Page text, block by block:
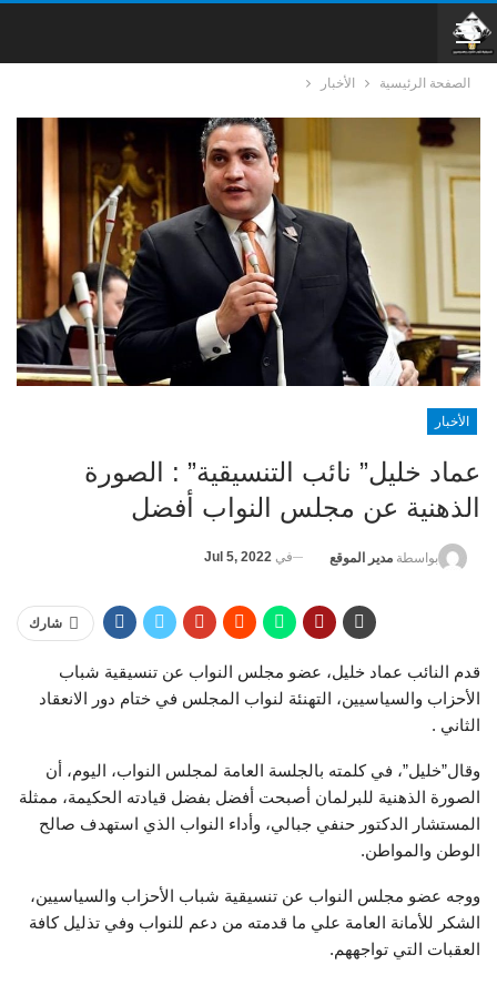
الصفحة الرئيسية الأخبار
الأخبار
عماد خليل” نائب التنسيقية” : الصورة
الذهنية عن مجلس النواب أفضل
بواسطة مدير الموقع في Jul 5, 2022
شارك
قدم النائب عماد خليل، عضو مجلس النواب عن تنسيقية شباب
الأحزاب والسياسيين، التهنئة لنواب المجلس في ختام دور الانعقاد
الثاني .
وقال”خليل”، في كلمته بالجلسة العامة لمجلس النواب، اليوم، أن
الصورة الذهنية للبرلمان أصبحت أفضل بفضل قيادته الحكيمة، ممثلة
المستشار الدكتور حنفي جبالي، وأداء النواب الذي استهدف صالح
الوطن والمواطن.
ووجه عضو مجلس النواب عن تنسيقية شباب الأحزاب والسياسيين،
الشكر للأمانة العامة علي ما قدمته من دعم للنواب وفي تذليل كافة
العقبات التي تواجههم.